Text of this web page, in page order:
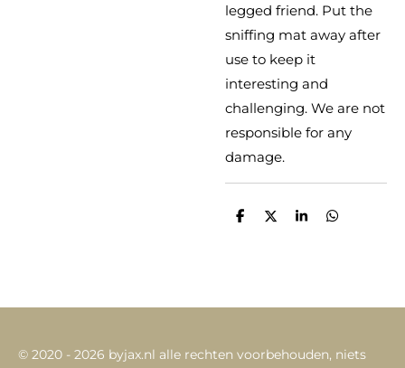
legged friend. Put the
sniffing mat away after
use to keep it
interesting and
challenging. We are not
responsible for any
damage.
D
D
S
D
© 2020 - 2026 byjax.nl alle rechten voorbehouden, niets